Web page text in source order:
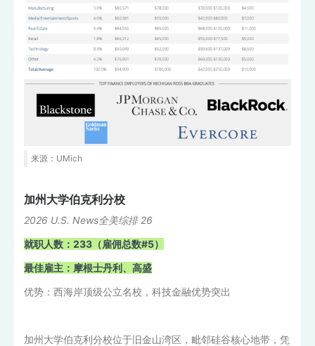
来源：UMich
加州大学伯克利分校
2026 U.S. News全美综排 26
就职人数：233（雇佣总数#5）
最佳雇主：摩根士丹利、高盛
优势：西海岸顶级公立名校，科技金融优势突出
加州大学伯克利分校位于旧金山湾区，毗邻硅谷核心地带，凭